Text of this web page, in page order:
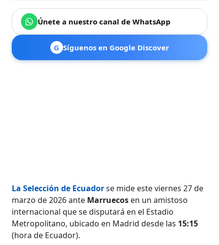
Únete a nuestro canal de WhatsApp
G Síguenos en Google Discover
La Selección de Ecuadorse mide este viernes 27 de
marzo de 2026 ante Marruecos en un amistoso
internacional que se disputará en el Estadio
Metropolitano, ubicado en Madrid desde las 15:15
(hora de Ecuador).